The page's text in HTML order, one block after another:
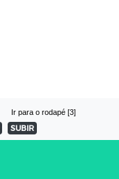
Ir para o rodapé [3]
SUBIR